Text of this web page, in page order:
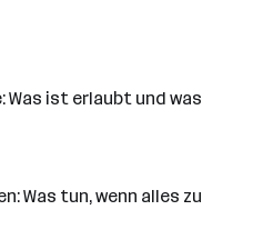
Was ist erlaubt und was
Was tun, wenn alles zu